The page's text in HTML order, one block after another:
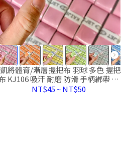
將體育/漸層握把布 羽球 多色 握把
KJ106 吸汗 耐磨 防滑 手柄綁帶 手
膠
NT$45~NT$50